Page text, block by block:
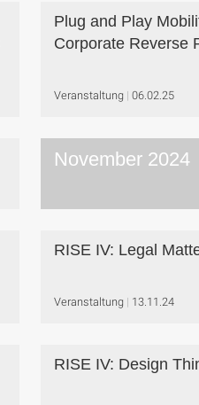
Plug and Play
Corporate Reverse
Veranstaltung 06.02.25
November 2024
RISE IV: Legal
Veranstaltung 13.11.24
RISE IV: Design